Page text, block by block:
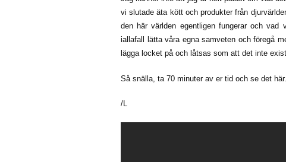
vi slutade äta kött och produkter från
den här världen egentligen fungerar och
iallafall lätta våra egna samveten och föregå
lägga locket på och låtsas som att det inte
Så snälla, ta 70 minuter av er tid och se det här.
/L